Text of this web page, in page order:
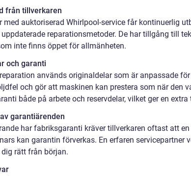
från tillverkaren
med auktoriserad Whirlpool-service får kontinuerlig
reparationsmetoder. De har tillgång till
inte finns öppet för allmänheten.
och garanti
används originaldelar som är anpassade
och gör att maskinen kan prestera som när den
både på arbete och reservdelar, vilket ger en extra
garantiärenden
har fabriksgaranti kräver tillverkaren oftast att
kan garantin förverkas. En erfaren servicepartner
rätt från början.